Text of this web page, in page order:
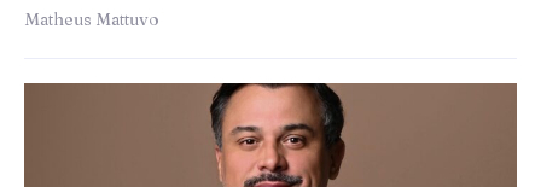
Matheus Mattuvo